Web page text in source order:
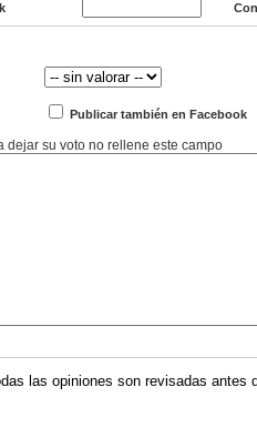
Publicar también en Facebook
dejar su voto no rellene este campo
las opiniones son revisadas antes